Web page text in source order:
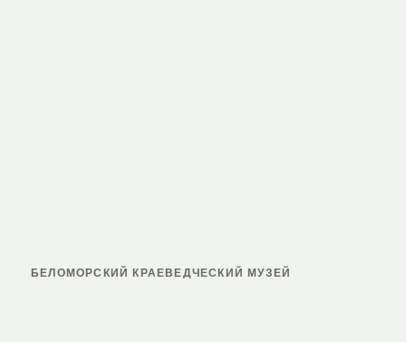
БЕЛОМОРСКИЙ КРАЕВЕДЧЕСКИЙ МУЗЕЙ